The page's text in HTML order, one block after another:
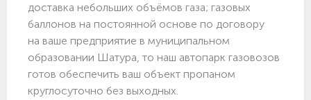
доставка небольших объёмов газа; газовых
баллонов на постоянной основе по договору
на ваше предприятие в муниципальном
образовании Шатура, то наш автопарк газовозов
готов обеспечить ваш объект пропаном
круглосуточно без выходных.